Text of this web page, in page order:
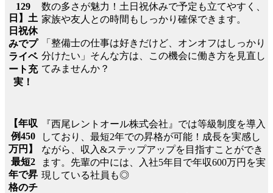
129
日】土
日祝休
みでプ
ライベ
ート充
実！
数の多さが魅力！土日祝休みで予定も立てやすく、
家族や友人との時間もしっかり確保できます。
「整備士の仕事は好きだけど、オンオフはしっかり
分けたい」そんな方は、この機会に働き方を見直し
てみませんか？
【年収
例450
万円】
最短2
年で昇
格のチ
『西尾レントオール株式会社』では等級制度を導入
しており、最短2年での昇格が可能！成長を実感し
ながら、収入&ステップアップを目指すことができ
ます。先輩の中には、入社5年目で年収600万円を実
現している社員も◎